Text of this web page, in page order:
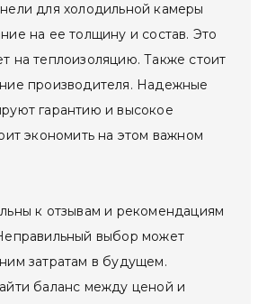
для холодильной камеры
на ее толщину и состав. Это
на теплоизоляцию. Также стоит
производителя. Надежные
гарантию и высокое
экономить на этом важном
к отзывам и рекомендациям
выбор может
затратам в будущем.
баланс между ценой и